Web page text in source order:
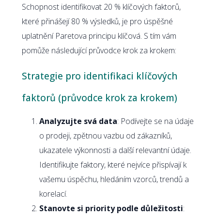
Schopnost identifikovat 20 % klíčových faktorů,
které přinášejí 80 % výsledků, je pro úspěšné
uplatnění Paretova principu klíčová. S tím vám
pomůže následující průvodce krok za krokem:
Strategie pro identifikaci klíčových
faktorů (průvodce krok za krokem)
Analyzujte svá data: Podívejte se na údaje
o prodeji, zpětnou vazbu od zákazníků,
ukazatele výkonnosti a další relevantní údaje.
Identifikujte faktory, které nejvíce přispívají k
vašemu úspěchu, hledáním vzorců, trendů a
korelací.
Stanovte si priority podle důležitosti: